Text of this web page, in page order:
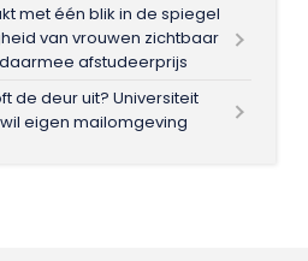
met één blik in de spiegel
van vrouwen zichtbaar
afstudeerprijs
de deur uit? Universiteit
eigen mailomgeving